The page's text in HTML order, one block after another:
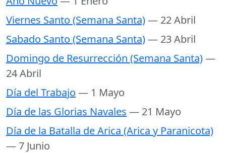
Viernes Santo (Semana Santa)— 22 Abril
Sabado Santo (Semana Santa)— 23 Abril
Domingo de Resurrección (Semana Santa)—
24 Abril
Día del Trabajo — 1 Mayo
Día de las Glorias Navales — 21 Mayo
Día de la Batalla de Arica (Arica y Paranicota)
— 7 Junio